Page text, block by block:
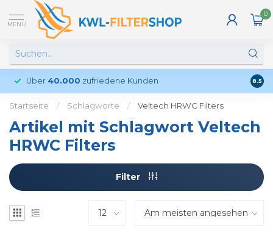
MENU
0
Über 40.000 zufriedene Kunden 8.5
Startseite / Schlagworte / Veltech HRWC Filters
Artikel mit Schlagwort Veltech
HRWC Filters
Filter